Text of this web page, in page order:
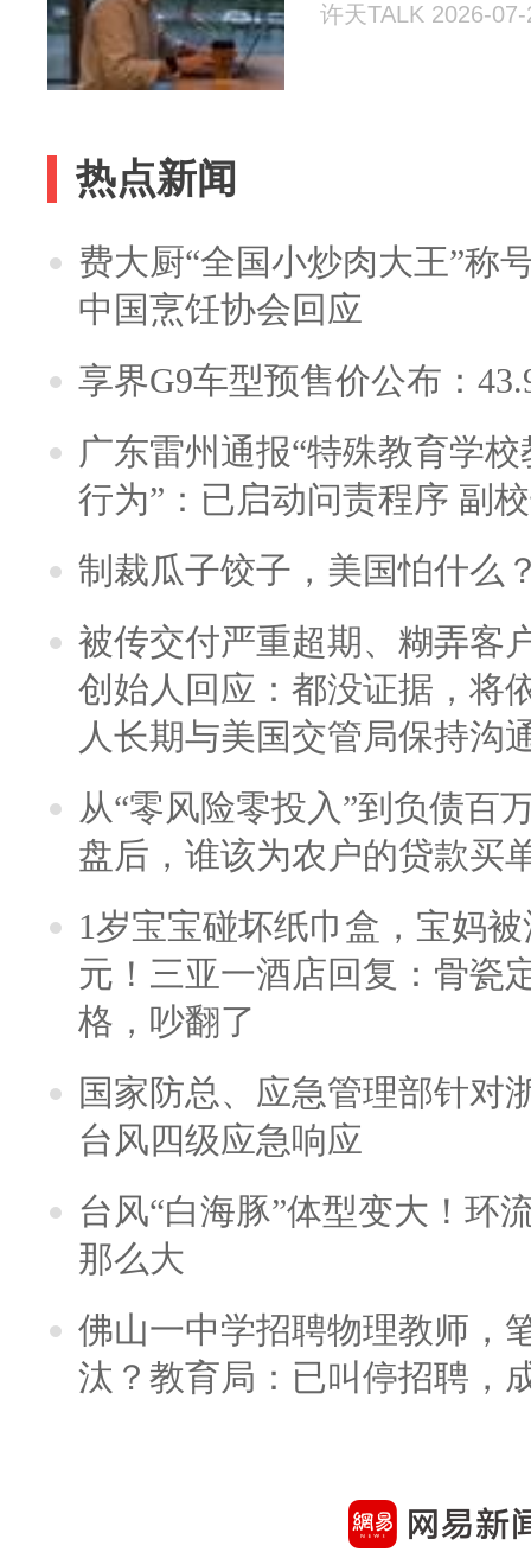
许天TALK 2026-07-
热点新闻
费大厨“全国小炒肉大王”称
中国烹饪协会回应
享界G9车型预售价公布：
广东雷州通报“特殊教育学
行为”：已启动问责程序 副
制裁瓜子饺子，美国怕什么
被传交付严重超期、糊弄客
创始人回应：都没证据，将
人长期与美国交管局保持沟
从“零风险零投入”到负债百
盘后，谁该为农户的贷款买
1岁宝宝碰坏纸巾盒，宝妈
元！三亚一酒店回复：骨瓷
格，吵翻了
国家防总、应急管理部针对
台风四级应急响应
台风“白海豚”体型变大！环
那么大
佛山一中学招聘物理教师，
汰？教育局：已叫停招聘，